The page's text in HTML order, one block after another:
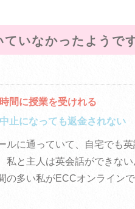
いなかったようで
間に授業を受けれる
止になっても返金されない
ルに通っていて、自宅でも
私と主人は英会話ができな
の多い私がECCオンライン